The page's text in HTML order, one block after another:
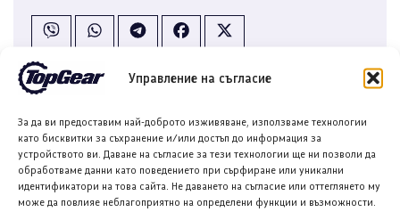
Управление на съгласие
За да ви предоставим най-доброто изживяване, използваме технологии
като бисквитки за съхранение и/или достъп до информация за
устройството ви. Даване на съгласие за тези технологии ще ни позволи да
обработваме данни като поведението при сърфиране или уникални
идентификатори на това сайта. Не даването на съгласие или оттеглянето му
може да повлияе неблагоприятно на определени функции и възможности.